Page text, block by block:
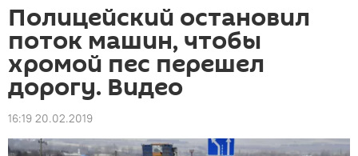
Полицейский остановил
поток машин, чтобы
хромой пес перешел
дорогу. Видео
16:19 20.02.2019